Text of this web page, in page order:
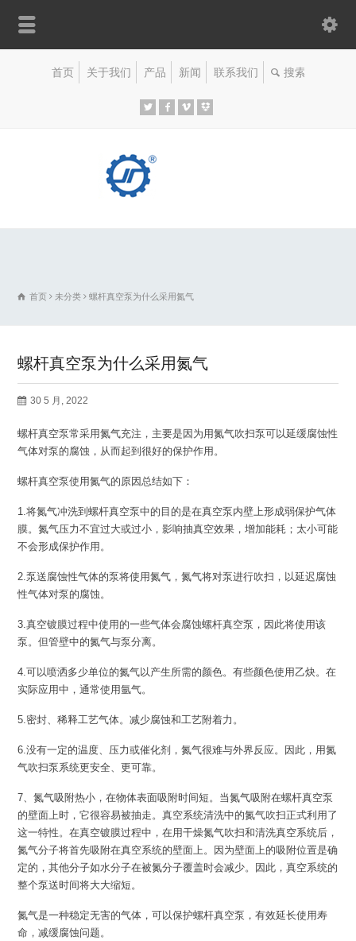
首页 关于我们 产品 新闻 联系我们
首页 未分类 螺杆真空泵为什么采用氮气
螺杆真空泵为什么采用氮气
30 5 月, 2022
螺杆真空泵常采用氮气充注，主要是因为用氮气吹扫泵可以延缓腐蚀性
气体对泵的腐蚀，从而起到很好的保护作用。
螺杆真空泵使用氮气的原因总结如下：
1.将氮气冲洗到螺杆真空泵中的目的是在真空泵内壁上形成弱保护气体
膜。氮气压力不宜过大或过小，影响抽真空效果，增加能耗；太小可能
不会形成保护作用。
2.泵送腐蚀性气体的泵将使用氮气，氮气将对泵进行吹扫，以延迟腐蚀
性气体对泵的腐蚀。
3.真空镀膜过程中使用的一些气体会腐蚀螺杆真空泵，因此将使用该
泵。但管壁中的氮气与泵分离。
4.可以喷洒多少单位的氮气以产生所需的颜色。有些颜色使用乙炔。在
实际应用中，通常使用氩气。
5.密封、稀释工艺气体。减少腐蚀和工艺附着力。
6.没有一定的温度、压力或催化剂，氮气很难与外界反应。因此，用氮
气吹扫泵系统更安全、更可靠。
7、氮气吸附热小，在物体表面吸附时间短。当氮气吸附在螺杆真空泵
的壁面上时，它很容易被抽走。真空系统清洗中的氮气吹扫正式利用了
这一特性。在真空镀膜过程中，在用干燥氮气吹扫和清洗真空系统后，
氮气分子将首先吸附在真空系统的壁面上。因为壁面上的吸附位置是确
定的，其他分子如水分子在被氮分子覆盖时会减少。因此，真空系统的
整个泵送时间将大大缩短。
氮气是一种稳定无害的气体，可以保护螺杆真空泵，有效延长使用寿
命，减缓腐蚀问题。